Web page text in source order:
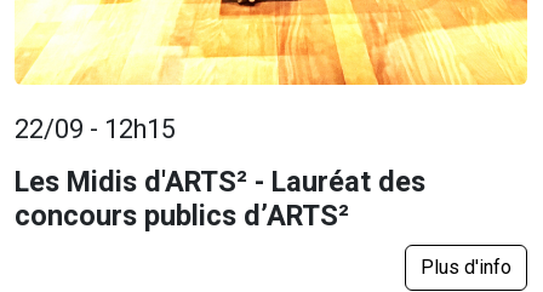
22/09 - 12h15
Les Midis d'ARTS² - Lauréat des
concours publics d’ARTS²
Plus d'info